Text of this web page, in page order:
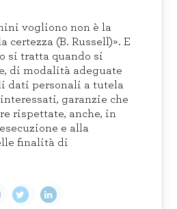
vogliono non è la
certezza (B. Russell)». E
si tratta quando si
di modalità adeguate
dati personali a tutela
garanzie che
rispettate, anche, in
e alla
finalità di